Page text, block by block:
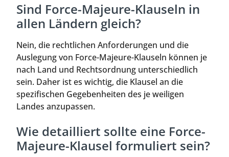
Sind Force-Majeure-Klauseln in
allen Ländern gleich?
Nein, die rechtlichen Anforderungen und die
Auslegung von Force-Majeure-Klauseln können je
nach Land und Rechtsordnung unterschiedlich
sein. Daher ist es wichtig, die Klausel an die
spezifischen Gegebenheiten des je weiligen
Landes anzupassen.
Wie detailliert sollte eine Force-
Majeure-Klausel formuliert sein?